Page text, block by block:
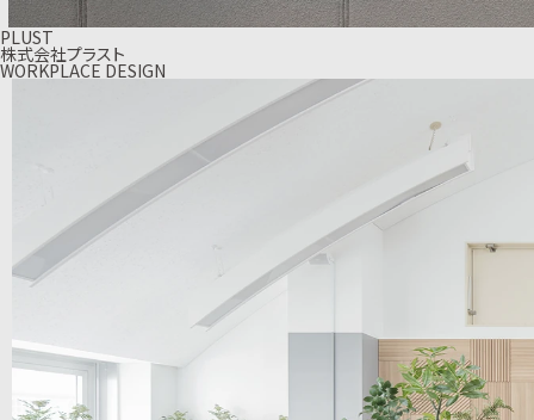
PLUST
株式会社プラスト
WORKPLACE DESIGN